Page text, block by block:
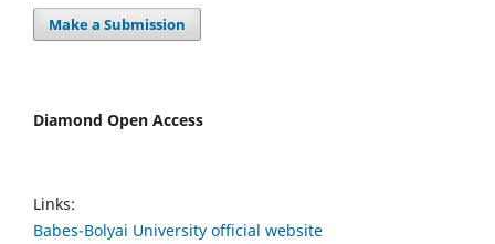
Make a Submission
Diamond Open Access
Links:
Babes-Bolyai University official website